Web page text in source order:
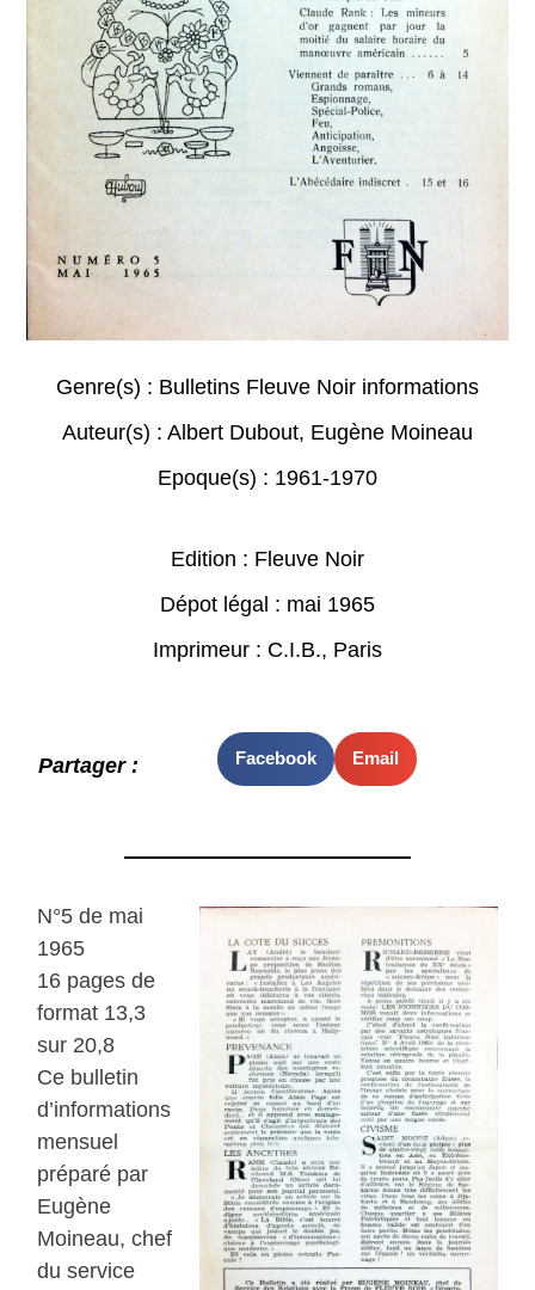
Genre(s) : Bulletins Fleuve Noir informations
Auteur(s) : Albert Dubout, Eugène Moineau
Epoque(s) : 1961-1970
Edition : Fleuve Noir
Dépot légal : mai 1965
Imprimeur : C.I.B., Paris
Partager : Facebook Email
N°5 de mai
1965
16 pages de
format 13,3
sur 20,8
Ce bulletin
d’informations
mensuel
préparé par
Eugène
Moineau, chef
du service